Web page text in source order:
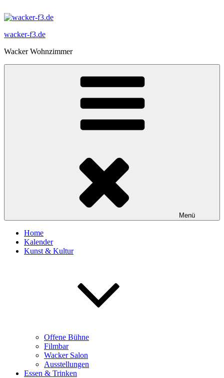
Inhalt
wacker-f3.de
Wacker Wohnzimmer
Menü
Home
Kalender
Kunst & Kultur
Offene Bühne
Filmbar
Wacker Salon
Ausstellungen
Essen & Trinken